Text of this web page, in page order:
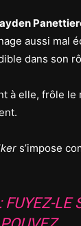
aussi mal
dans son
à elle, frôle le
s’impose
FUYEZ-LE